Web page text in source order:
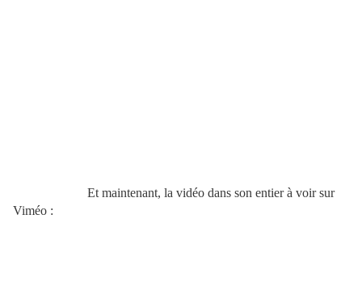
Et maintenant, la vidéo dans son entier à voir sur
Viméo :